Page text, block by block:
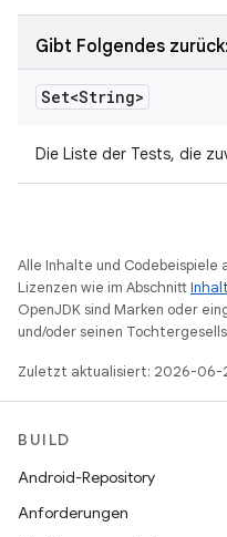
Gibt Folgendes
Set<String>
Die Liste der Tests, die
Alle Inhalte und
Lizenzen wie im Abschnitt
OpenJDK sind Marken oder
und/oder seinen
Zuletzt aktualisiert: 2026-06-
BUILD
Android-Repository
Anforderungen